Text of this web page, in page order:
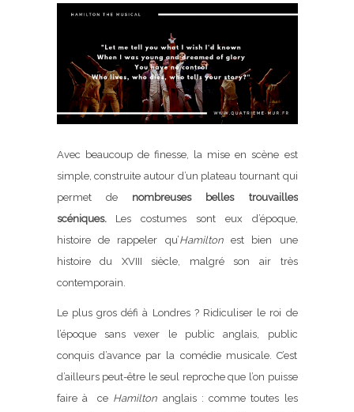
Avec beaucoup de finesse, la mise en scène est
simple, construite autour d’un plateau tournant qui
permet de nombreuses belles trouvailles
scéniques.Les costumes sont eux d’époque,
histoire de rappeler qu’Hamiltonest bien une
histoire du XVIII siècle, malgré son air très
contemporain.
Le plus gros défi à Londres ? Ridiculiser le roi de
l’époque sans vexer le public anglais, public
conquis d’avance par la comédie musicale. C’est
d’ailleurs peut-être le seul reproche que l’on puisse
faire à ce Hamilton anglais : comme toutes les